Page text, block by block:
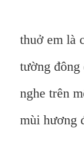
thuở em là
tường đông
nghe trên
mùi hương